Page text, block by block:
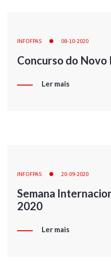
INFOFPAS 08-10-2020
Concurso do
Ler mais
INFOFPAS 20-09-2020
Semana
2020
Ler mais